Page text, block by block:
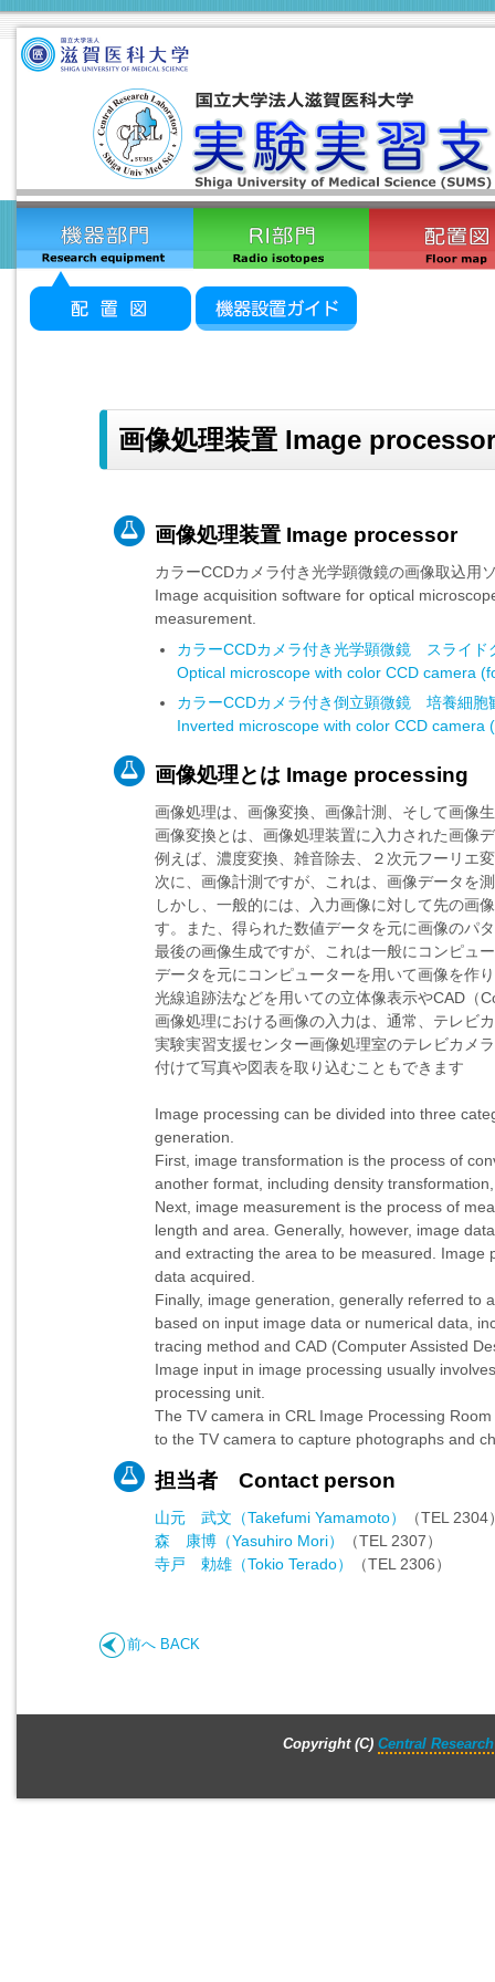
画像処理装置 Image processor
画像処理装置 Image processor
カラーCCDカメラ付き光学顕微鏡の画像取込用
Image acquisition software for optical
measurement.
カラーCCDカメラ付き光学顕微鏡 スライド
Optical microscope with color CCD camera
カラーCCDカメラ付き倒立顕微鏡 培養細胞
Inverted microscope with color CCD camera
画像処理とは Image processing
画像処理は、画像変換、画像計測、そして画像
画像変換とは、画像処理装置に入力された画像
例えば、濃度変換、雑音除去、２次元フーリエ
次に、画像計測ですが、これは、画像データを
しかし、一般的には、入力画像に対して先の画
す。また、得られた数値データを元に画像のパ
最後の画像生成ですが、これは一般にコンピュ
データを元にコンピューターを用いて画像を作
光線追跡法などを用いての立体像表示やCAD（
画像処理における画像の入力は、通常、テレビ
実験実習支援センター画像処理室のテレビカメ
付けて写真や図表を取り込むこともできます
Image processing can be divided into three
generation.
First, image transformation is the process of
another format, including density
Next, image measurement is the process of
length and area. Generally, however, image
and extracting the area to be measured.
data acquired.
Finally, image generation, generally referred to
based on input image data or numerical data,
tracing method and CAD (Computer Assisted
Image input in image processing usually
processing unit.
The TV camera in CRL Image Processing
to the TV camera to capture photographs and
担当者 Contact person
山元 武文（Takefumi Yamamoto）
（TEL 2304
森 康博（Yasuhiro Mori）
（TEL 2307）
寺戸 勅雄（Tokio Terado）
（TEL 2306）
前へ BACK
Copyright (C) Central